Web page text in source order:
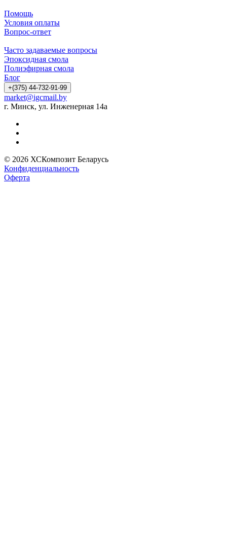
Помощь
Условия оплаты
Вопрос-ответ
Часто задаваемые вопросы
Эпоксидная смола
Полиэфирная смола
Блог
+(375) 44-732-91-99
market@igcmail.by
г. Минск, ул. Инженерная 14а
© 2026 ХСКомпозит Беларусь
Конфиденциальность
Оферта